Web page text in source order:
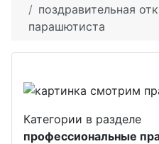
поздравительная
парашютиста
Категории в разделе
профессиональные